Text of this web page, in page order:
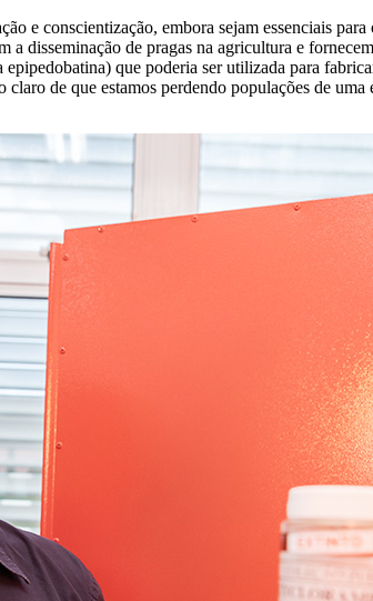
e conscientização, embora sejam essenciais
a disseminação de pragas na agricultura e
que poderia ser utilizada para
de que estamos perdendo populações de